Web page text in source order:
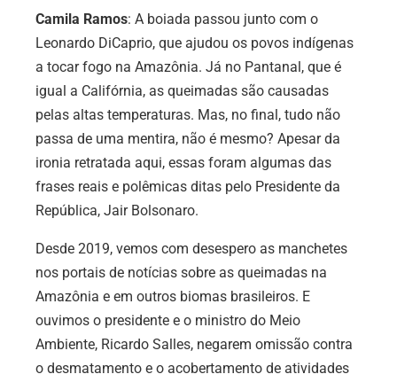
Camila Ramos: A boiada passou junto com o
Leonardo DiCaprio, que ajudou os povos indígenas
a tocar fogo na Amazônia. Já no Pantanal, que é
igual a Califórnia, as queimadas são causadas
pelas altas temperaturas. Mas, no final, tudo não
passa de uma mentira, não é mesmo? Apesar da
ironia retratada aqui, essas foram algumas das
frases reais e polêmicas ditas pelo Presidente da
República, Jair Bolsonaro.
Desde 2019, vemos com desespero as manchetes
nos portais de notícias sobre as queimadas na
Amazônia e em outros biomas brasileiros. E
ouvimos o presidente e o ministro do Meio
Ambiente, Ricardo Salles, negarem omissão contra
o desmatamento e o acobertamento de atividades